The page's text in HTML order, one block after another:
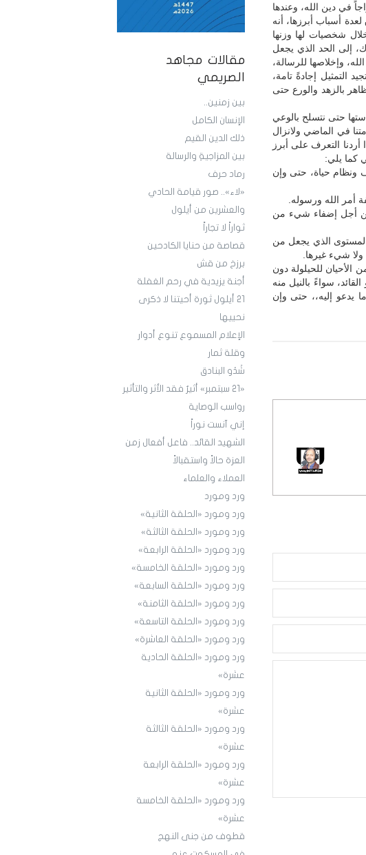
مقالات مجاهد
الصريمي
بين زمنين..
الإنسان الكامل
ذلك الدين القيم
بين المزاجيةِ والرسالة
رماد حرف
«لاء».. صور قيامة الحادي
والعشرين من أيلول
ثواراً لا تجاراً
قصاصة من حنايا الكادحين
برزخ من قش
أجنة يزيدية في رحم الغفلة
21 أيلول ثورة أحيتنا لا ذكرى
نحييها
الإعلام المسموع تنوع أدوار
وقلة ثمار
شَدْو البنادق
«21 سبتمبر» أثيرٌ فقد الأثر والتأثير
رواسب الوصاية
إني آنست نوراً
الشهيد القائد.. فاعل أفعال زمن
العزة حالاً واستقبالاً
العملاء والعلماء
ورد ومورد
ورد ومورد «الحلقة الثانية»
ورد ومورد «الحلقة الثالثة»
ورد ومورد «الحلقة الرابعة»
ورد ومورد «الحلقة الخامسة»
ورد ومورد «الحلقة السابعة»
ورد ومورد «الحلقة الثامنة»
ورد ومورد «الحلقة التاسعة»
ورد ومورد «الحلقة العاشرة»
ورد ومورد «الحلقة الحادية
عشرة»
ورد ومورد «الحلقة الثانية
عشرة»
ورد ومورد «الحلقة الثالثة
عشرة»
ورد ومورد «الحلقة الرابعة
عشرة»
ورد ومورد «الحلقة الخامسة
عشرة»
قطوف من جنى النهج
في دين الله، وعندها
أسباب أبرزها، أنه
شخصيات لها وزنها
إلى الحد الذي يجعل
وإخلاصها للرسالة،
التمثيل إجادةً تامة،
بالزهد والورع حتى
حتى نتسلح بالوعي
في الماضي ولانزال
التعرف على أبرز
كما يلي:
ونظام حياة، حتى وإن
أمر الله ورسوله.
من أجل إضفاء شيء من
الذي يجعل من
شيء غيرها.
الأحيان للحيلولة دون
سواءً بالنيل منه
يدعو إليه،، حتى وإن